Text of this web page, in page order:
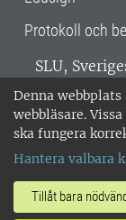
Denna
webbläsare.
ska fungera
Hantera valbara
Tillåt bara
Protokoll och
SLU,
Alnarp,
018-67 10
Om SLU:s